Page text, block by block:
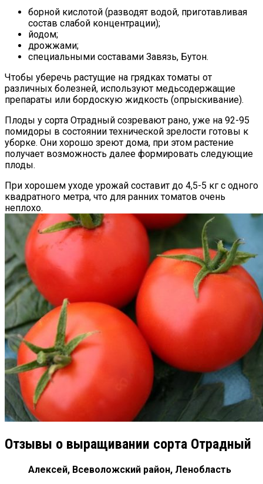
борной кислотой (разводят водой, приготавливая
состав слабой концентрации);
йодом;
дрожжами;
специальными составами Завязь, Бутон.
Чтобы уберечь растущие на грядках томаты от
различных болезней, используют медьсодержащие
препараты или бордоскую жидкость (опрыскивание).
Плоды у сорта Отрадный созревают рано, уже на 92-95
помидоры в состоянии технической зрелости готовы к
уборке. Они хорошо зреют дома, при этом растение
получает возможность далее формировать следующие
плоды.
При хорошем уходе урожай составит до 4,5-5 кг с одного
квадратного метра, что для ранних томатов очень
неплохо.
Отзывы о выращивании сорта Отрадный
Алексей, Всеволожский район, Ленобласть